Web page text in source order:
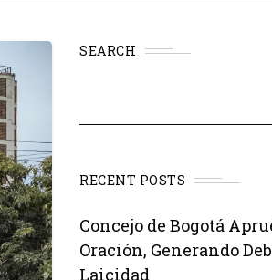
SEARCH
RECENT POSTS
Concejo de Bogotá
Oración, Generando
Laicidad